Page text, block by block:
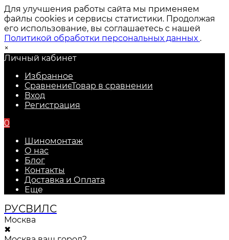
Для улучшения работы сайта мы применяем
файлы cookies и сервисы статистики. Продолжая
его использование, вы соглашаетесь с нашей
Политикой обработки персональных данных .
×
Личный кабинет
Избранное
СравнениеТовар в сравнении
Вход
Регистрация
0
Шиномонтаж
О нас
Блог
Контакты
Доставка и Оплата
Еще
РУСВИЛС
Москва
✖